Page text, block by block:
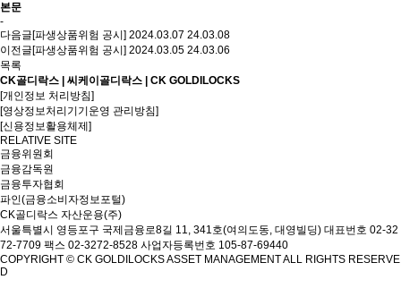
본문
-
다음글[파생상품위험 공시] 2024.03.07 24.03.08
이전글[파생상품위험 공시] 2024.03.05 24.03.06
목록
CK골디락스 | 씨케이골디락스 | CK GOLDILOCKS
[개인정보 처리방침]
[영상정보처리기기운영 관리방침]
[신용정보활용체제]
RELATIVE SITE
금융위원회
금융감독원
금융투자협회
파인(금융소비자정보포털)
CK골디락스 자산운용(주)
서울특별시 영등포구 국제금융로8길 11, 341호(여의도동, 대영빌딩) 대표번호 02-32
72-7709 팩스 02-3272-8528 사업자등록번호 105-87-69440
COPYRIGHT © CK GOLDILOCKS ASSET MANAGEMENT ALL RIGHTS RESERVE
D